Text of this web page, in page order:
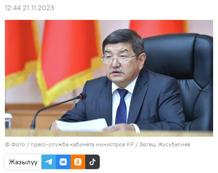
12:44 21.11.2023
© Фото / пресс-служба кабинета министров КР / Эргеш Жусубалиев
Жазылуу